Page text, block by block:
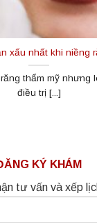
xấu nhất khi niềng
thẩm mỹ nhưng
điều trị [...]
KÝ KHÁM
tư vấn và xếp